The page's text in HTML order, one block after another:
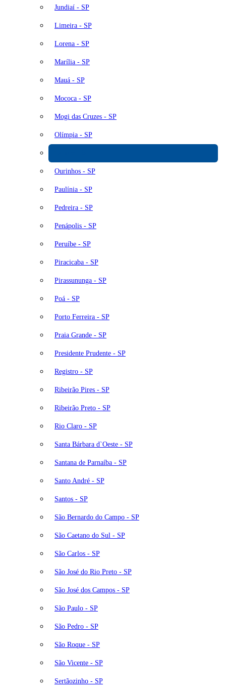
Jundiaí - SP
Limeira - SP
Lorena - SP
Marília - SP
Mauá - SP
Mococa - SP
Mogi das Cruzes - SP
Olímpia - SP
Ourinhos - SP
Paulínia - SP
Pedreira - SP
Penápolis - SP
Peruíbe - SP
Piracicaba - SP
Pirassununga - SP
Poá - SP
Porto Ferreira - SP
Praia Grande - SP
Presidente Prudente - SP
Registro - SP
Ribeirão Pires - SP
Ribeirão Preto - SP
Rio Claro - SP
Santa Bárbara d`Oeste - SP
Santana de Parnaíba - SP
Santo André - SP
Santos - SP
São Bernardo do Campo - SP
São Caetano do Sul - SP
São Carlos - SP
São José do Rio Preto - SP
São José dos Campos - SP
São Paulo - SP
São Pedro - SP
São Roque - SP
São Vicente - SP
Sertãozinho - SP